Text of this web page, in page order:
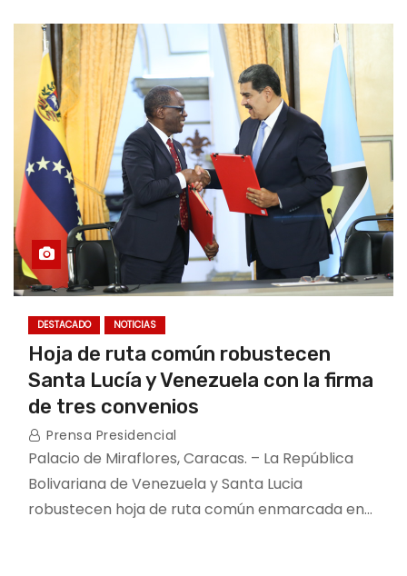
DESTACADO NOTICIAS
Hoja de ruta común robustecen
Santa Lucía y Venezuela con la firma
de tres convenios
Prensa Presidencial
Palacio de Miraflores, Caracas. – La República
Bolivariana de Venezuela y Santa Lucia
robustecen hoja de ruta común enmarcada en…